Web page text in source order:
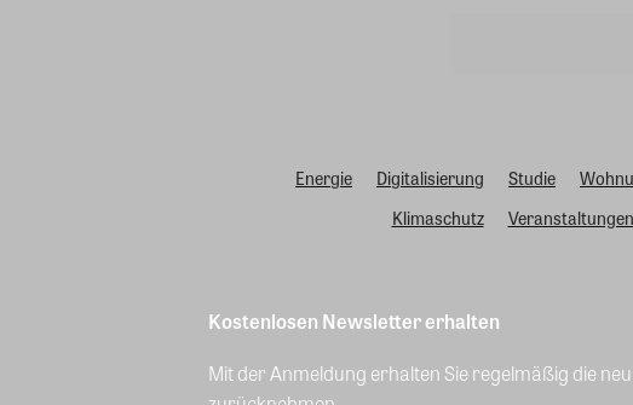
Energie Digitalisierung Studie
Klimaschutz
Veranstaltungen
Kostenlosen Newsletter erhalten
Mit der Anmeldung erhalten Sie regelmäßig die